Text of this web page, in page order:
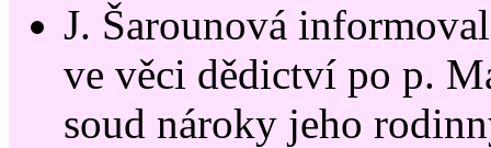
J. Šarounová
ve věci dědictví po p.
soud nároky jeho